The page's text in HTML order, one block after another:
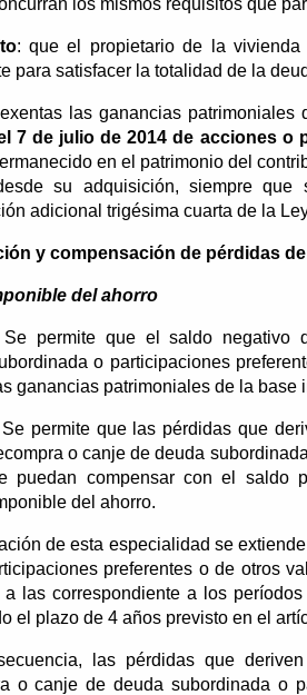
: que el propietario de la
para satisfacer la totalidad de la
las ganancias
7 de julio de 2014 de acciones o
en el patrimonio del
su adquisición, siempre
adicional trigésima cuarta de la
y compensación de pérdidas
del ahorro
Se permite que el saldo negativo
o participaciones
ganancias patrimoniales de la base
Se permite que las pérdidas que
o canje de deuda
puedan compensar con el saldo
del ahorro.
de esta especialidad se
preferentes o de otros
a las correspondiente a los
el plazo de 4 años previsto en el
las pérdidas que
o canje de deuda subordinada o